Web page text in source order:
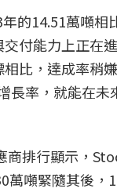
的14.51萬噸相
付能力上正在
比，達成率稍
長率，就能在未
商排行顯示，
萬噸緊隨其後，